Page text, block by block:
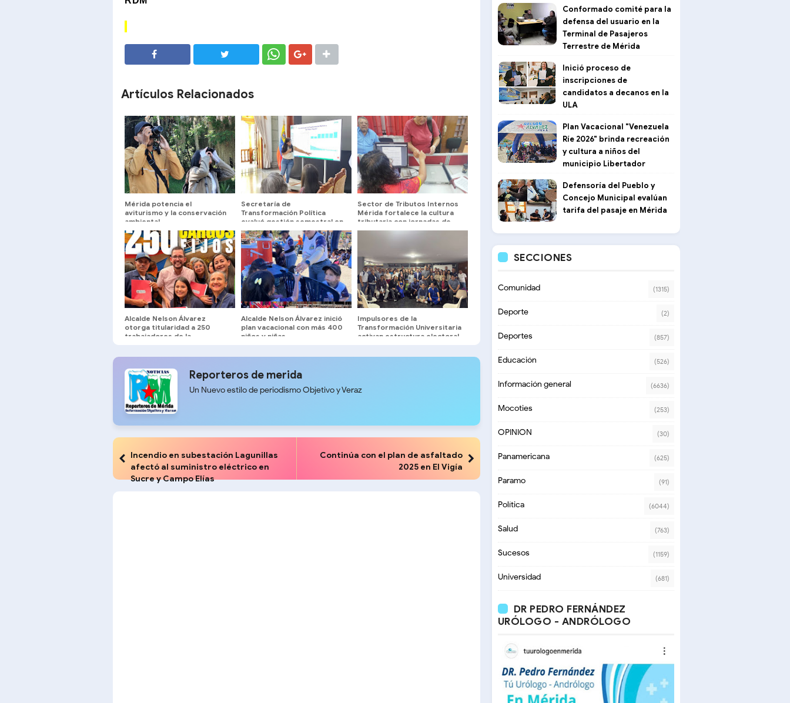
Artículos Relacionados
Mérida potencia el
aviturismo y la conservación
ambiental
Secretaría de
Transformación Política
evaluó gestión semestral en
Mérida
Sector de Tributos Internos
Mérida fortalece la cultura
tributaria con jornadas de
orientación a servidores
públicos y contribuyentes
Alcalde Nelson Álvarez
otorga titularidad a 250
trabajadores de la
Alcalde Nelson Álvarez inició
plan vacacional con más 400
niños y niñas
Impulsores de la
Transformación Universitaria
activan estructura electoral
Reporteros de merida
Un Nuevo estilo de periodismo Objetivo y Veraz
Incendio en subestación Lagunillas
afectó al suministro eléctrico en
Sucre y Campo Elías
Continúa con el plan de asfaltado
2025 en El Vigía
Conformado comité para la
defensa del usuario en la
Terminal de Pasajeros
Terrestre de Mérida
Inició proceso de
inscripciones de
candidatos a decanos en la
ULA
Plan Vacacional "Venezuela
Ríe 2026" brinda recreación
y cultura a niños del
municipio Libertador
Defensoría del Pueblo y
Concejo Municipal evalúan
tarifa del pasaje en Mérida
SECCIONES
Comunidad (1315)
Deporte (2)
Deportes (857)
Educación (526)
Información general (6636)
Mocoties (253)
OPINION (30)
Panamericana (625)
Paramo (91)
Política (6044)
Salud (763)
Sucesos (1159)
Universidad (681)
DR PEDRO FERNÁNDEZ
URÓLOGO - ANDRÓLOGO